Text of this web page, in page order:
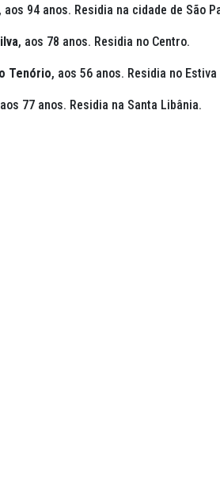
, aos 94 anos. Residia na cidade de São
, aos 78 anos. Residia no Centro.
Tenório, aos 56 anos. Residia no Estiva
77 anos. Residia na Santa Libânia.